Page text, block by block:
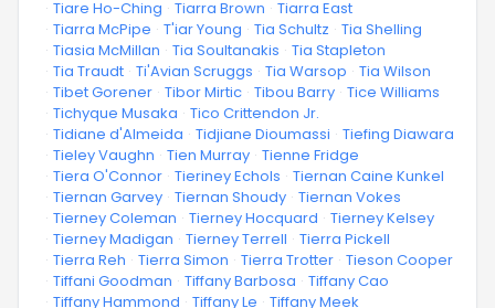
· Tiare Ho-Ching · Tiarra Brown · Tiarra East
· Tiarra McPipe · T'iar Young · Tia Schultz · Tia Shelling
· Tiasia McMillan · Tia Soultanakis · Tia Stapleton
· Tia Traudt · Ti'Avian Scruggs · Tia Warsop · Tia Wilson
· Tibet Gorener · Tibor Mirtic · Tibou Barry · Tice Williams
· Tichyque Musaka · Tico Crittendon Jr.
· Tidiane d'Almeida · Tidjiane Dioumassi · Tiefing Diawara
· Tieley Vaughn · Tien Murray · Tienne Fridge
· Tiera O'Connor · Tieriney Echols · Tiernan Caine Kunkel
· Tiernan Garvey · Tiernan Shoudy · Tiernan Vokes
· Tierney Coleman · Tierney Hocquard · Tierney Kelsey
· Tierney Madigan · Tierney Terrell · Tierra Pickell
· Tierra Reh · Tierra Simon · Tierra Trotter · Tieson Cooper
· Tiffani Goodman · Tiffany Barbosa · Tiffany Cao
· Tiffany Hammond · Tiffany Le · Tiffany Meek